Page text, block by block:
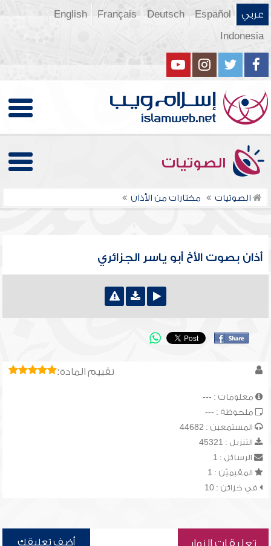
عربي Español
Deutsch
Français
English
Indonesia
الصوتيات
الصوتيات مختارات من الأذان
أذان بصوت الأخ أبو ياسر الجزائري
تقييم المادة:
معلومات : ---
ملحوظة : ---
المستمعين : 44682
التنزيل : 45321
الرسائل : 1
المقيميّن : 1
في خزائن : 10
أضف تعليقك